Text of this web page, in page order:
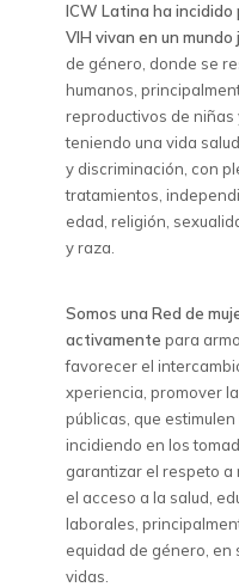
ICW Latina ha incidido
VIH vivan en un
de género, donde se
humanos,
reproductivos de niñas
teniendo una vida
y discriminación, con
tratamientos,
edad, religión,
y raza.
Somos una Red de
activamente para
favorecer el
xperiencia, promover
públicas, que
incidiendo en los
garantizar el respeto a
el acceso a la salud,
laborales,
equidad de género, en
vidas.